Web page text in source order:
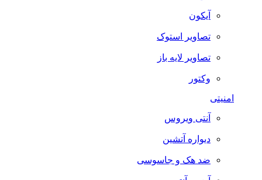
آیکون
تصاویر استوک
تصاویر لایه باز
وکتور
آنتی ویروس
دیواره آتشین
ضد هک و جاسوسی